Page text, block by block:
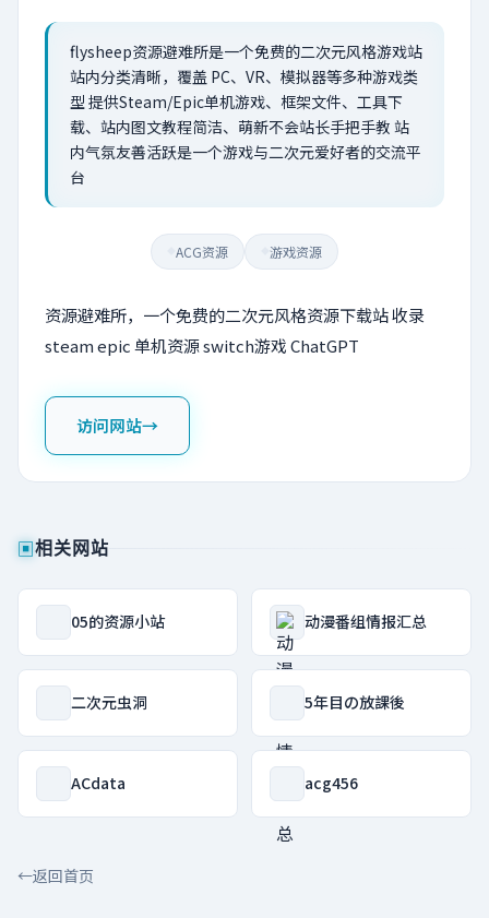
flysheep资源避难所是一个免费的二次元风格游戏站
站内分类清晰，覆盖 PC、VR、模拟器等多种游戏类
型 提供Steam/Epic单机游戏、框架文件、工具下
载、站内图文教程简洁、萌新不会站长手把手教 站
内气氛友善活跃是一个游戏与二次元爱好者的交流平
台
ACG资源 游戏资源
资源避难所，一个免费的二次元风格资源下载站 收录
steam epic 单机资源 switch游戏 ChatGPT
访问网站→
▣相关网站
05的资源小站 动漫番组情报汇总
二次元虫洞 5年目の放課後
ACdata acg456
←返回首页